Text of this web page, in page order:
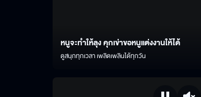
หนูจะทำให้ลุง คุกเข่าขอหนูแต่งงานให้ได้
ดูสนุกทุกเวลา เพลิดเพลินได้ทุกวัน